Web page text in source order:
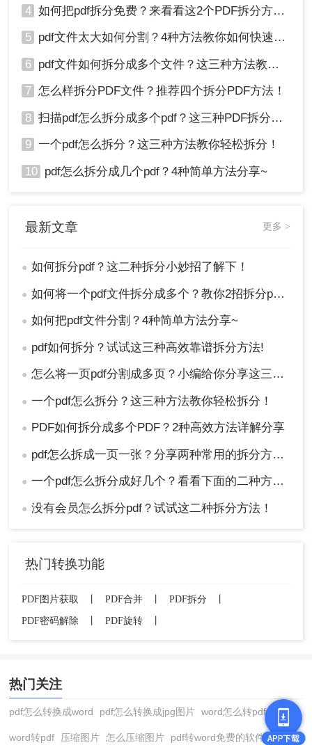
4 如何把pdf拆分免费？来看看这2个PDF拆分方法！
5 pdf文件太大如何分割？4种方法教你如何快速拆分！
6 pdf文件如何拆分成多个文件？这三种方法教你轻松拆分！
7 怎么样拆分PDF文件？推荐四个拆分PDF方法！
8 扫描pdf怎么拆分成多个pdf？这三种PDF拆分方法轻松搞定！
9 一个pdf怎么拆分？这三种方法教你轻松拆分！
10 pdf怎么拆分成几个pdf？4种简单方法分享~
最新文章 更多 >
● 如何拆分pdf？这二种拆分小妙招了解下！
● 如何将一个pdf文件拆分成多个？教你2招拆分pdf！
● 如何把pdf文件分割？4种简单方法分享~
● pdf如何拆分？试试这三种高效靠谱拆分方法!
● 怎么将一页pdf分割成多页？小编给你分享这三种方法！
● 一个pdf怎么拆分？这三种方法教你轻松拆分！
● PDF如何拆分成多个PDF？2种高效方法详解分享
● pdf怎么拆成一页一张？分享两种常用的拆分方法！
● 一个pdf怎么拆分成好几个？看看下面的二种方法！
● 没有会员怎么拆分pdf？试试这二种拆分方法！
热门转换功能
PDF图片获取 PDF合并 PDF拆分
PDF密码解除
PDF旋转
热门关注
pdf怎么转换成word pdf怎么转换成jpg图片 word怎么转pdf
word转pdf 压缩图片 怎么压缩图片 pdf转word免费的软件